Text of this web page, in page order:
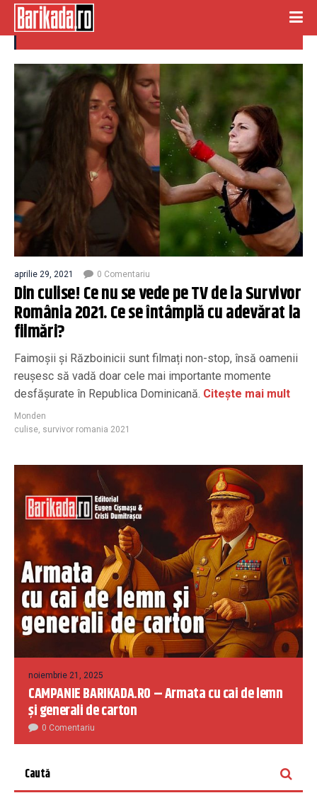
culise
aprilie 29, 2021 0 Comentariu
Din culise! Ce nu se vede pe TV de la Survivor
România 2021. Ce se întâmplă cu adevărat la
filmări?
Faimoșii și Războinicii sunt filmați non-stop, însă oamenii
reușesc să vadă doar cele mai importante momente
desfășurate în Republica Dominicană. Citește mai mult
Monden
culise, survivor romania 2021
noiembrie 21, 2025
CAMPANIE BARIKADA.RO – Armata cu cai de lemn
și generali de carton
0 Comentariu